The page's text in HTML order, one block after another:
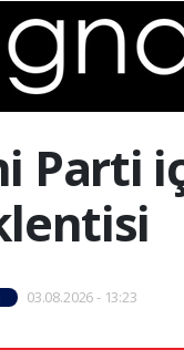
Parti
03.08.2026 - 13:23